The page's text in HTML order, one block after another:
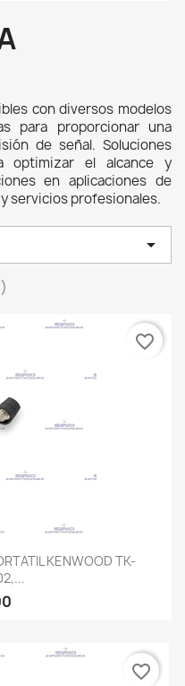
con diversos modelos
para proporcionar una
de señal. Soluciones
optimizar el alcance y
en aplicaciones de
servicios profesionales.

KENWOOD TK-
favorite_border
favorite_border